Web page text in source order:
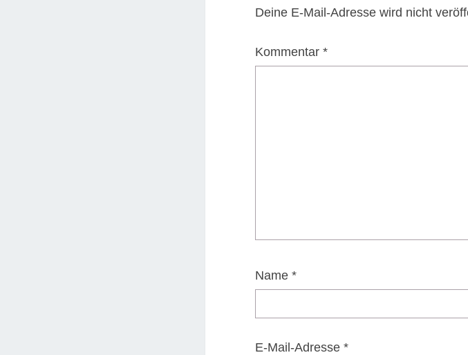
Deine E-Mail-Adresse wird nicht
Kommentar *
Name *
E-Mail-Adresse *